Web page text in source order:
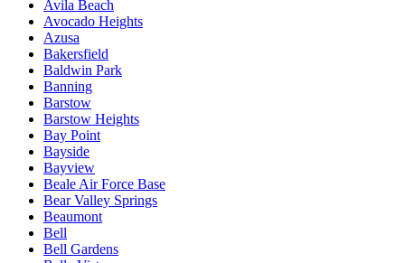
Avila Beach
Avocado Heights
Azusa
Bakersfield
Baldwin Park
Banning
Barstow
Barstow Heights
Bay Point
Bayside
Bayview
Beale Air Force Base
Bear Valley Springs
Beaumont
Bell
Bell Gardens